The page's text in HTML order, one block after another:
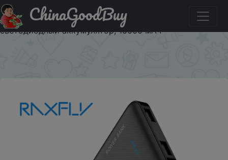
Знижка на Портативное зарядное устройство RAXFLY,
10000 мАч, для iPhone, Xiaomi mi, внешний
светодиодный аккумулятор, 10000 мАч
ChinaGoodBuy